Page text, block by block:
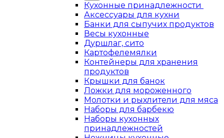
Кухонные принадлежности
Аксессуары для кухни
Банки для сыпучих продуктов
Весы кухонные
Дуршлаг, сито
Картофелемялки
Контейнеры для хранения
продуктов
Крышки для банок
Ложки для мороженного
Молотки и рыхлители для мяса
Наборы для барбекю
Наборы кухонных
принадлежностей